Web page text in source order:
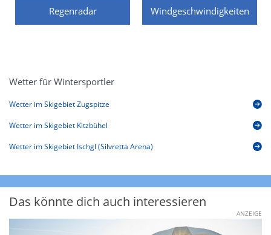
Regenradar Windgeschwindigkeiten
Wetter für Wintersportler
Wetter im Skigebiet Zugspitze
Wetter im Skigebiet Kitzbühel
Wetter im Skigebiet Ischgl (Silvretta Arena)
Das könnte dich auch interessieren
ANZEIGE